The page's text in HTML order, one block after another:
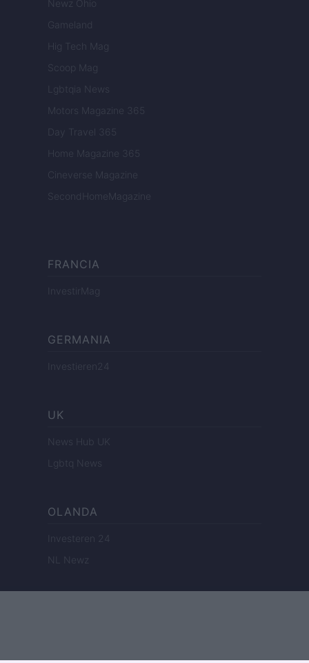
Newz Ohio
Gameland
Hig Tech Mag
Scoop Mag
Lgbtqia News
Motors Magazine 365
Day Travel 365
Home Magazine 365
Cineverse Magazine
SecondHomeMagazine
FRANCIA
InvestirMag
GERMANIA
Investieren24
UK
News Hub UK
Lgbtq News
OLANDA
Investeren 24
NL Newz